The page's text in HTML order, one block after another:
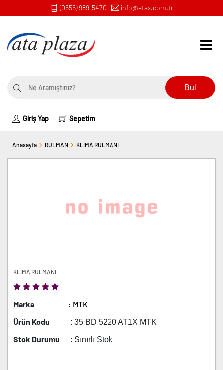
(0555) 989-5470 info@atax.com.tr
Bul
Giriş Yap Sepetim
Anasayfa RULMAN KLİMA RULMANI
KLİMA RULMANI
Marka
: MTK
Ürün Kodu
: 35 BD 5220 AT1X MTK
Stok Durumu : Sınırlı Stok